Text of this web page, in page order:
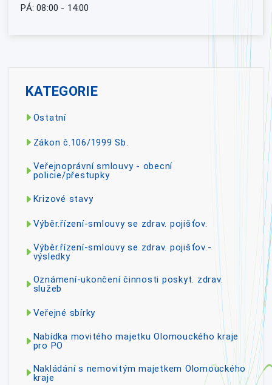
PÁ: 08:00 - 14:00
KATEGORIE
Ostatní
Zákon č.106/1999 Sb.
Veřejnoprávní smlouvy - obecní
policie/přestupky
Krizové stavy
Výběr.řízení-smlouvy se zdrav. pojišťov.
Výběr.řízení-smlouvy se zdrav. pojišťov.-
výsledky
Oznámení-ukončení činnosti poskyt. zdrav.
služeb
Veřejné sbírky
Nabídka movitého majetku Olomouckého kraje
pro PO
Nakládání s nemovitým majetkem Olomouckého
kraje